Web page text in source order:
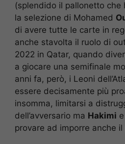
(splendido il pallonetto che
la selezione di Mohamed
di avere tutte le carte in
anche stavolta il ruolo di
2022 in Qatar, quando
a giocare una semifinale
anni fa, però, i Leoni
essere decisamente più
insomma, limitarsi a
dell’avversario ma Hakimi
provare ad imporre anche il